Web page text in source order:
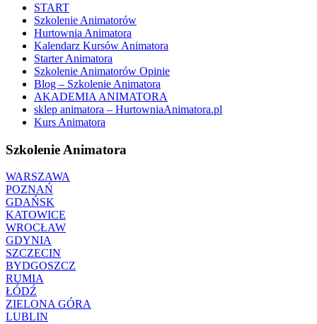
START
Szkolenie Animatorów
Hurtownia Animatora
Kalendarz Kursów Animatora
Starter Animatora
Szkolenie Animatorów Opinie
Blog – Szkolenie Animatora
AKADEMIA ANIMATORA
sklep animatora – HurtowniaAnimatora.pl
Kurs Animatora
Szkolenie Animatora
WARSZAWA
POZNAŃ
GDAŃSK
KATOWICE
WROCŁAW
GDYNIA
SZCZECIN
BYDGOSZCZ
RUMIA
ŁÓDŹ
ZIELONA GÓRA
LUBLIN